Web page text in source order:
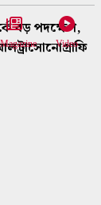
বড় পদক্ষেপ,
Magazine Video